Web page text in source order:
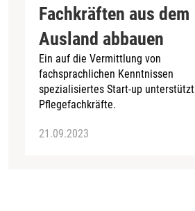
Fachkräften aus dem
Ausland abbauen
Ein auf die Vermittlung von
fachsprachlichen Kenntnissen
spezialisiertes Start-up unterstützt
Pflegefachkräfte.
21.09.2023